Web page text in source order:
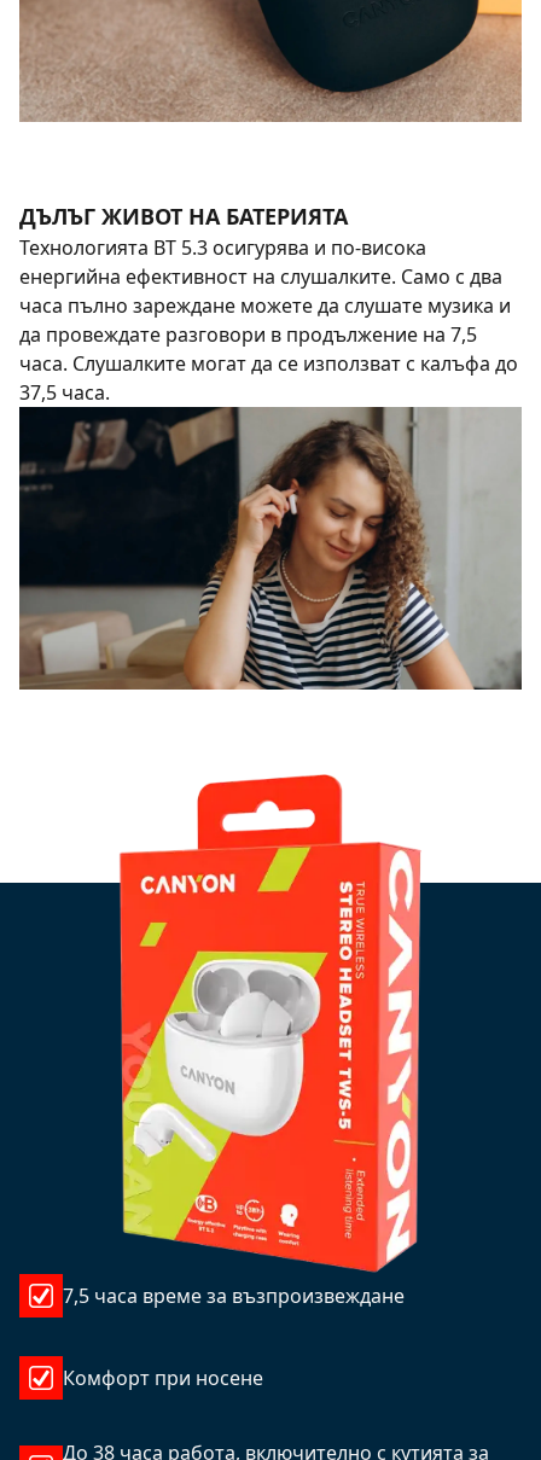
ДЪЛЪГ ЖИВОТ НА БАТЕРИЯТА
Технологията BT 5.3 осигурява и по-висока
енергийна ефективност на слушалките. Само с два
часа пълно зареждане можете да слушате музика и
да провеждате разговори в продължение на 7,5
часа. Слушалките могат да се използват с калъфа до
37,5 часа.
7,5 часа време за възпроизвеждане
Комфорт при носене
До 38 часа работа, включително с кутията за